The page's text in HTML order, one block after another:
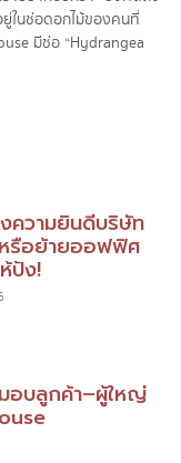
ยู่ในช่อดอกไม้ของคนที่
มีช่อ “Hydrangea
ความยินดีบริษัท
หรือย้ายออฟฟิศ
ปัง!
อบลูกค้า–ผู้ใหญ่